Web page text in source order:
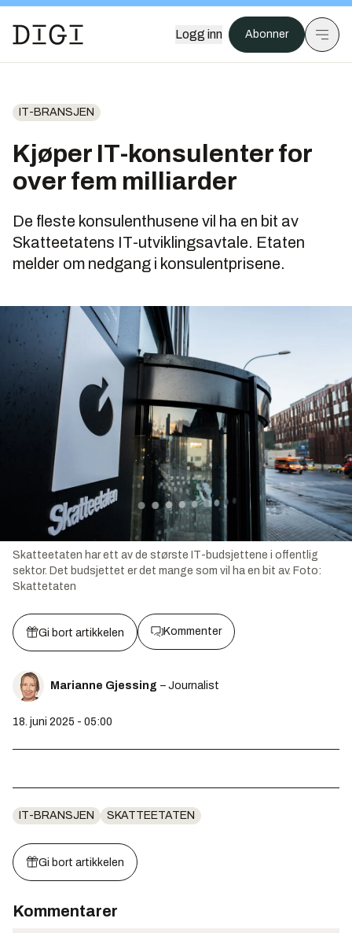
Logg inn Abonner
IT-BRANSJEN
Kjøper IT-konsulenter for
over fem milliarder
De fleste konsulenthusene vil ha en bit av
Skatteetatens IT-utviklingsavtale. Etaten
melder om nedgang i konsulentprisene.
Skatteetaten har ett av de største IT-budsjettene i offentlig
sektor. Det budsjettet er det mange som vil ha en bit av. Foto:
Skattetaten
Gi bort artikkelen Kommenter
Marianne Gjessing – Journalist
18. juni 2025 - 05:00
IT-BRANSJEN SKATTEETATEN
Gi bort artikkelen
Kommentarer